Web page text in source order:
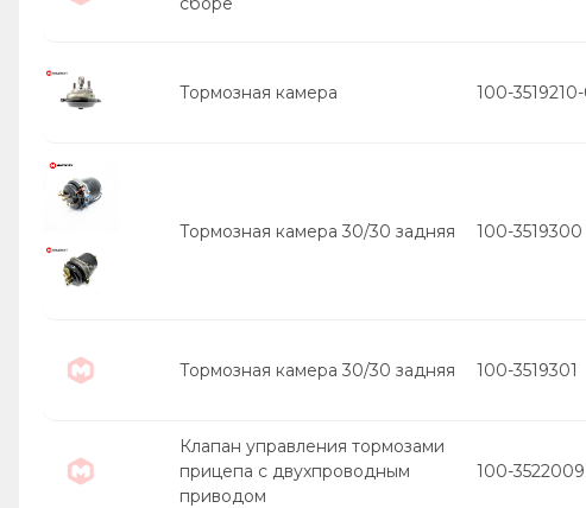
Тормозная камера 100-3519210-
Тормозная камера 30/30 задняя 100-3519300
Тормозная камера 30/30 задняя 100-3519301
Клапан управления тормозами
прицепа с двухпроводным
приводом
100-3522009